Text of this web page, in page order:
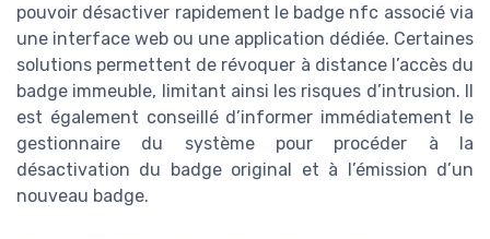
pouvoir désactiver rapidement le badge nfc associé via
une interface web ou une application dédiée. Certaines
solutions permettent de révoquer à distance l’accès du
badge immeuble, limitant ainsi les risques d’intrusion. Il
est également conseillé d’informer immédiatement le
gestionnaire du système pour procéder à la
désactivation du badge original et à l’émission d’un
nouveau badge.